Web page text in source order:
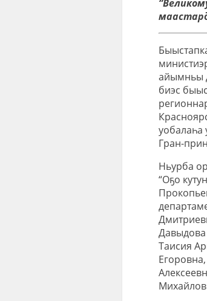
айымньы
биэс
уобалаһа
Гран-
Ньурба
“Оҕо
Таисия